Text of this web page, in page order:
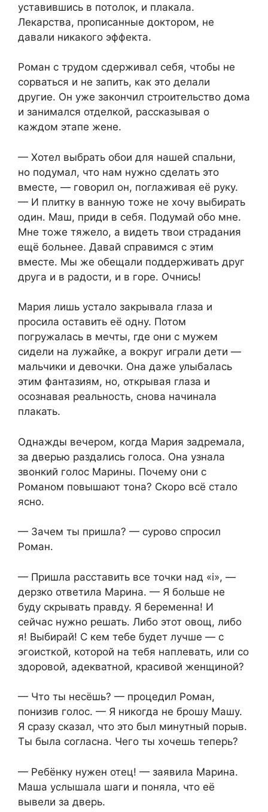
уставившись в потолок, и плакала.
Лекарства, прописанные доктором, не
давали никакого эффекта.
Роман с трудом сдерживал себя, чтобы не
сорваться и не запить, как это делали
другие. Он уже закончил строительство дома
и занимался отделкой, рассказывая о
каждом этапе жене.
— Хотел выбрать обои для нашей спальни,
но подумал, что нам нужно сделать это
вместе, — говорил он, поглаживая её руку.
— И плитку в ванную тоже не хочу выбирать
один. Маш, приди в себя. Подумай обо мне.
Мне тоже тяжело, а видеть твои страдания
ещё больнее. Давай справимся с этим
вместе. Мы же обещали поддерживать друг
друга и в радости, и в горе. Очнись!
Мария лишь устало закрывала глаза и
просила оставить её одну. Потом
погружалась в мечты, где они с мужем
сидели на лужайке, а вокруг играли дети —
мальчики и девочки. Она даже улыбалась
этим фантазиям, но, открывая глаза и
осознавая реальность, снова начинала
плакать.
Однажды вечером, когда Мария задремала,
за дверью раздались голоса. Она узнала
звонкий голос Марины. Почему они с
Романом повышают тона? Скоро всё стало
ясно.
— Зачем ты пришла? — сурово спросил
Роман.
— Пришла расставить все точки над «i», —
дерзко ответила Марина. — Я больше не
буду скрывать правду. Я беременна! И
сейчас нужно решать. Либо этот овощ, либо
я! Выбирай! С кем тебе будет лучше — с
эгоисткой, которой на тебя наплевать, или со
здоровой, адекватной, красивой женщиной?
— Что ты несёшь? — процедил Роман,
понизив голос. — Я никогда не брошу Машу.
Я сразу сказал, что это был минутный порыв.
Ты была согласна. Чего ты хочешь теперь?
— Ребёнку нужен отец! — заявила Марина.
Маша услышала шаги и поняла, что её
вывели за дверь.